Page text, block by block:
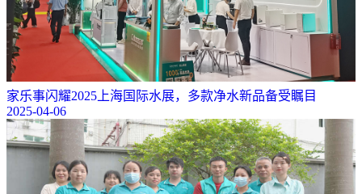
家乐事闪耀2025上海国际水展，多款净水新品备受瞩目
2025-04-06